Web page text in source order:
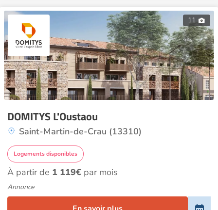
11
DOMITYS L'Oustaou
Saint-Martin-de-Crau (13310)
Logements disponibles
À partir de 1 119€ par mois
Annonce